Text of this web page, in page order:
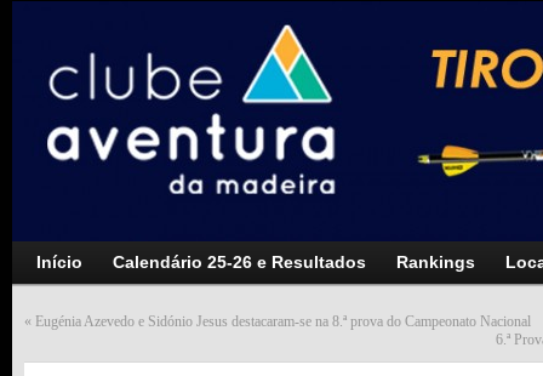
Início Calendário 25-26 e Resultados Rankings
« Eugénia Azevedo e Sidónio Jesus destacaram-se na 8.ª prova do Campeonato Nacional
6.ª